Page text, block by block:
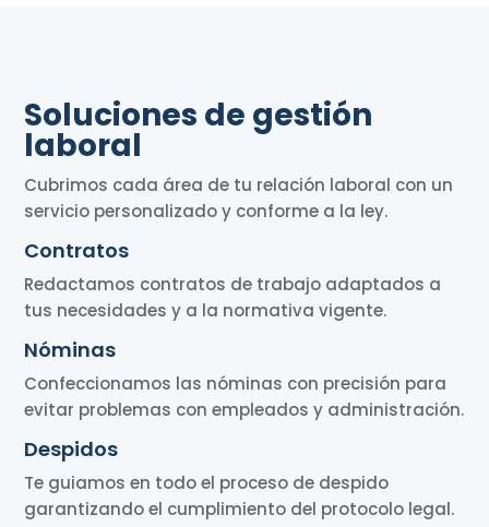
Soluciones de gestión
laboral
Cubrimos cada área de tu relación laboral con un
servicio personalizado y conforme a la ley.
Contratos
Redactamos contratos de trabajo adaptados a
tus necesidades y a la normativa vigente.
Nóminas
Confeccionamos las nóminas con precisión para
evitar problemas con empleados y administración.
Despidos
Te guiamos en todo el proceso de despido
garantizando el cumplimiento del protocolo legal.